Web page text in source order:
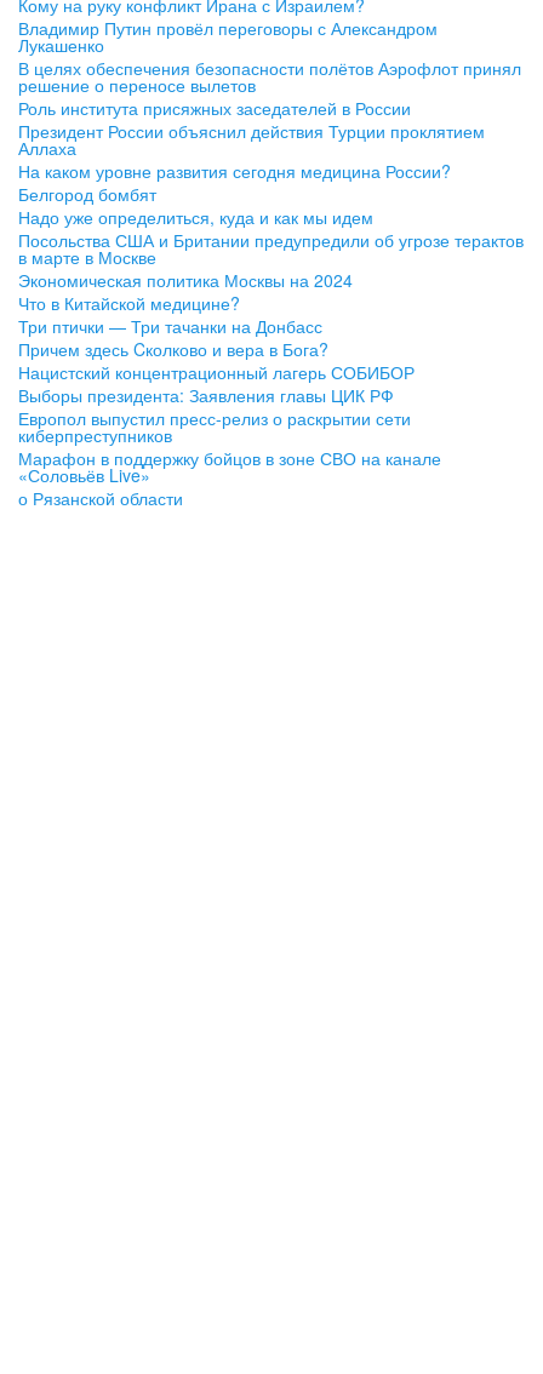
Кому на руку конфликт Ирана с Израилем?
Владимир Путин провёл переговоры с Александром
Лукашенко
В целях обеспечения безопасности полётов Аэрофлот принял
решение о переносе вылетов
Роль института присяжных заседателей в России
Президент России объяснил действия Турции проклятием
Аллаха
На каком уровне развития сегодня медицина России?
Белгород бомбят
Надо уже определиться, куда и как мы идем
Посольства США и Британии предупредили об угрозе терактов
в марте в Москве
Экономическая политика Москвы на 2024
Что в Китайской медицине?
Три птички — Три тачанки на Донбасс
Причем здесь Cколково и вера в Бога?
Нацистский концентрационный лагерь СОБИБОР
Выборы президента: Заявления главы ЦИК РФ
Европол выпустил пресс-релиз о раскрытии сети
киберпреступников
Марафон в поддержку бойцов в зоне СВО на канале
«Соловьёв Live»
о Рязанской области